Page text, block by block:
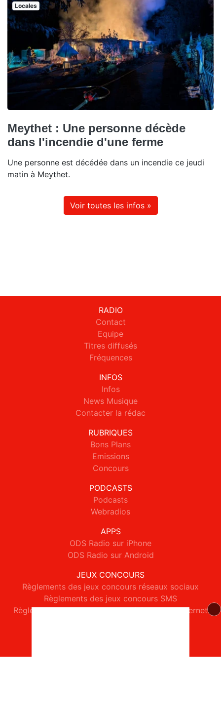
Locales
Meythet : Une personne décède
dans l'incendie d'une ferme
Une personne est décédée dans un incendie ce jeudi
matin à Meythet.
Voir toutes les infos »
RADIO
Contact
Equipe
Titres diffusés
Fréquences
INFOS
Infos
News Musique
Contacter la rédac
RUBRIQUES
Bons Plans
Emissions
Concours
PODCASTS
Podcasts
Webradios
APPS
ODS Radio sur iPhone
ODS Radio sur Android
JEUX CONCOURS
Règlements des jeux concours réseaux sociaux
Règlements des jeux concours SMS
Règlements des jeux concours téléphone et internet